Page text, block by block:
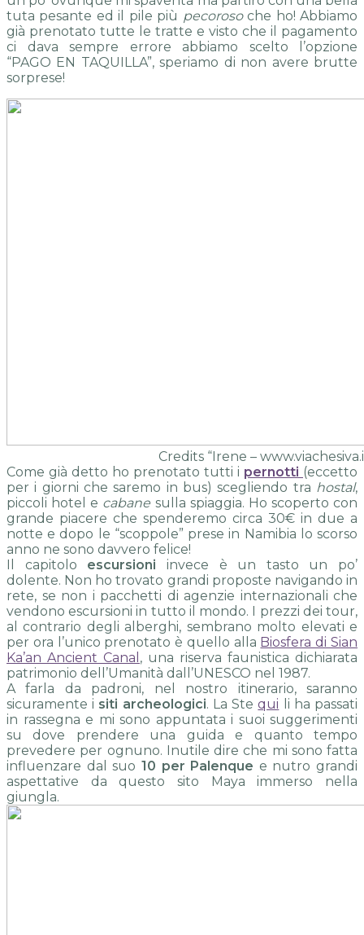
tuta pesante ed il pile più pecorosoche ho! Abbiamo
già prenotato tutte le tratte e visto che il pagamento
ci dava sempre errore abbiamo scelto l’opzione
“PAGO EN TAQUILLA”, speriamo di non avere brutte
sorprese!
Credits “Irene –
Come già detto ho prenotato tutti i pernotti (eccetto
per i giorni che saremo in bus) scegliendo tra hostal,
piccoli hotel e cabane sulla spiaggia. Ho scoperto con
grande piacere che spenderemo circa 30€ in due a
notte e dopo le “scoppole” prese in Namibia lo scorso
anno ne sono davvero felice!
Il capitolo escursioni invece è un tasto un po’
dolente. Non ho trovato grandi proposte navigando in
rete, se non i pacchetti di agenzie internazionali che
vendono escursioni in tutto il mondo. I prezzi dei tour,
al contrario degli alberghi, sembrano molto elevati e
per ora l’unico prenotato è quello alla Biosfera di Sian
Ka’an Ancient Canal , una riserva faunistica dichiarata
patrimonio dell’Umanità dall’UNESCO nel 1987.
A farla da padroni, nel nostro itinerario, saranno
sicuramente i siti archeologici. La Stequi li ha passati
in rassegna e mi sono appuntata i suoi suggerimenti
su dove prendere una guida e quanto tempo
prevedere per ognuno. Inutile dire che mi sono fatta
influenzare dal suo 10 per Palenque e nutro grandi
aspettative da questo sito Maya immerso nella
giungla.